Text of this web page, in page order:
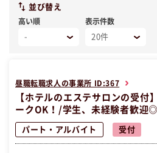
並び替え
高い順 表示件数
昼職転職求人の事業所 ID:367
【ホテルのエステサロンの受
ークOK！/学生、未経験者歓迎◎
パート・アルバイト 受付